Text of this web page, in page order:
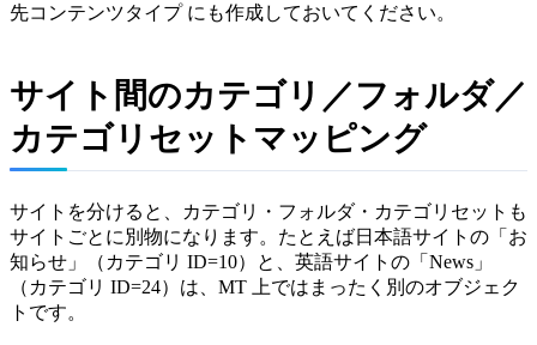
先コンテンツタイプ にも作成しておいてください。
サイト間のカテゴリ／フォルダ／
カテゴリセットマッピング
サイトを分けると、カテゴリ・フォルダ・カテゴリセットも
サイトごとに別物になります。たとえば日本語サイトの「お
知らせ」（カテゴリ ID=10）と、英語サイトの「News」
（カテゴリ ID=24）は、MT 上ではまったく別のオブジェク
トです。